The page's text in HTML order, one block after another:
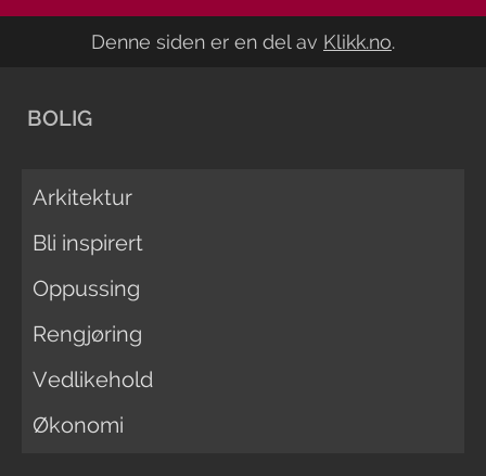
Denne siden er en del av Klikk.no.
BOLIG
Arkitektur
Bli inspirert
Oppussing
Rengjøring
Vedlikehold
Økonomi